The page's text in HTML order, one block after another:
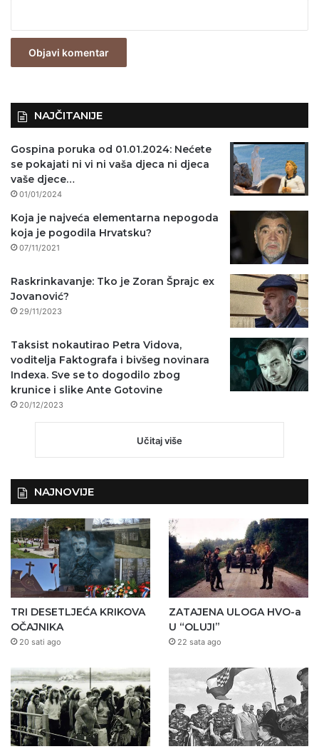
z
NAJČITANIJE
Gospina poruka od 01.01.2024: Nećete
se pokajati ni vi ni vaša djeca ni djeca
vaše djece…
01/01/2024
Koja je najveća elementarna nepogoda
koja je pogodila Hrvatsku?
07/11/2021
Raskrinkavanje: Tko je Zoran Šprajc ex
Jovanović?
29/11/2023
Taksist nokautirao Petra Vidova,
voditelja Faktografa i bivšeg novinara
Indexa. Sve se to dogodilo zbog
krunice i slike Ante Gotovine
20/12/2023
Učitaj više
NAJNOVIJE
TRI DESETLJEĆA KRIKOVA
OČAJNIKA
20 sati ago
ZATAJENA ULOGA HVO-a
U “OLUJI”
22 sata ago